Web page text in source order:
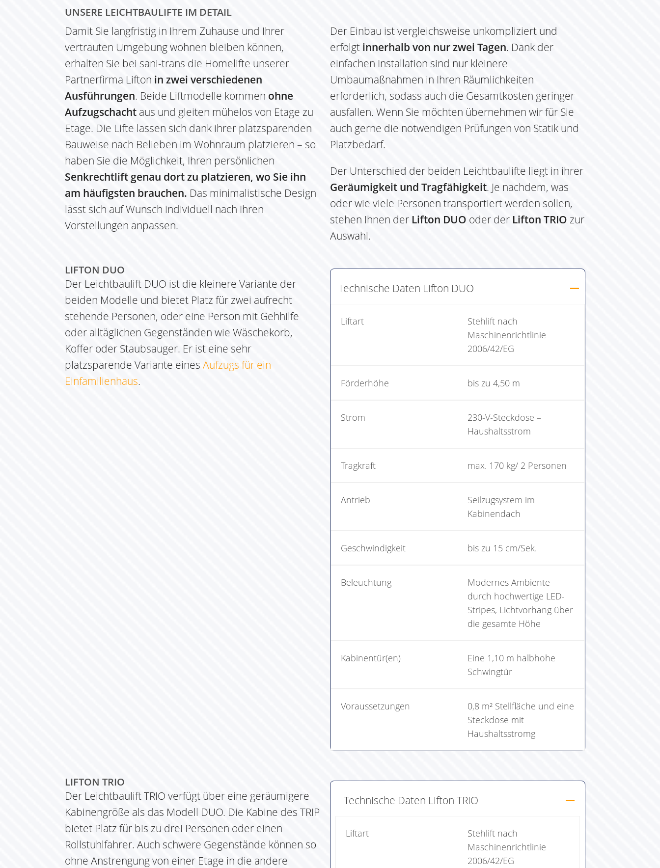
UNSERE LEICHTBAULIFTE IM DETAIL
Damit Sie langfristig in Ihrem Zuhause und Ihrer
vertrauten Umgebung wohnen bleiben können,
erhalten Sie bei sani-trans die Homelifte unserer
Partnerfirma Lifton in zwei verschiedenen
Ausführungen. Beide Liftmodelle kommen ohne
Aufzugschacht aus und gleiten mühelos von Etage zu
Etage. Die Lifte lassen sich dank ihrer platzsparenden
Bauweise nach Belieben im Wohnraum platzieren – so
haben Sie die Möglichkeit, Ihren persönlichen
Senkrechtlift genau dort zu platzieren, wo Sie ihn
am häufigsten brauchen. Das minimalistische Design
lässt sich auf Wunsch individuell nach Ihren
Vorstellungen anpassen.
Der Einbau ist vergleichsweise unkompliziert und
erfolgt innerhalb von nur zwei Tagen. Dank der
einfachen Installation sind nur kleinere
Umbaumaßnahmen in Ihren Räumlichkeiten
erforderlich, sodass auch die Gesamtkosten geringer
ausfallen. Wenn Sie möchten übernehmen wir für Sie
auch gerne die notwendigen Prüfungen von Statik und
Platzbedarf.
Der Unterschied der beiden Leichtbaulifte liegt in ihrer
Geräumigkeit und Tragfähigkeit. Je nachdem, was
oder wie viele Personen transportiert werden sollen,
stehen Ihnen der Lifton DUO oder der Lifton TRIO zur
Auswahl.
LIFTON DUO
Der Leichtbaulift DUO ist die kleinere Variante der
beiden Modelle und bietet Platz für zwei aufrecht
stehende Personen, oder eine Person mit Gehhilfe
oder alltäglichen Gegenständen wie Wäschekorb,
Koffer oder Staubsauger. Er ist eine sehr
platzsparende Variante eines Aufzugs für ein
Einfamilienhaus.
Technische Daten Lifton DUO
Liftart
Stehlift nach
Maschinenrichtlinie
2006/42/EG
Förderhöhe bis zu 4,50 m
Strom
230-V-Steckdose –
Haushaltsstrom
Tragkraft max. 170 kg/ 2 Personen
Antrieb
Seilzugsystem im
Kabinendach
Geschwindigkeit bis zu 15 cm/Sek.
Beleuchtung
Modernes Ambiente
durch hochwertige LED-
Stripes, Lichtvorhang über
die gesamte Höhe
Kabinentür(en)
Eine 1,10 m halbhohe
Schwingtür
Voraussetzungen
0,8 m² Stellfläche und eine
Steckdose mit
Haushaltsstromg
LIFTON TRIO
Der Leichtbaulift TRIO verfügt über eine geräumigere
Kabinengröße als das Modell DUO. Die Kabine des TRIP
bietet Platz für bis zu drei Personen oder einen
Rollstuhlfahrer. Auch schwere Gegenstände können so
ohne Anstrengung von einer Etage in die andere
Technische Daten Lifton TRIO
Liftart
Stehlift nach
Maschinenrichtlinie
2006/42/EG